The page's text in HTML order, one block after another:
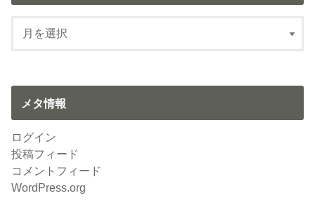
メタ情報
ログイン
投稿フィード
コメントフィード
WordPress.org